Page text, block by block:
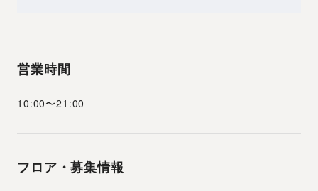
営業時間
10:00〜21:00
フロア・募集情報